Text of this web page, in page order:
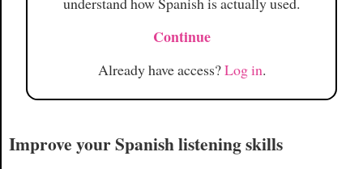
Continue
Already have access?Log in.
Improve your Spanish listening skills